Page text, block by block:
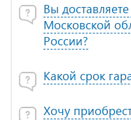
Вы
Московской
России?
Какой срок
Хочу